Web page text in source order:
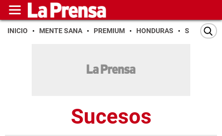
INICIO MENTE SANA PREMIUM HONDURAS SAN PEDRO
Sucesos